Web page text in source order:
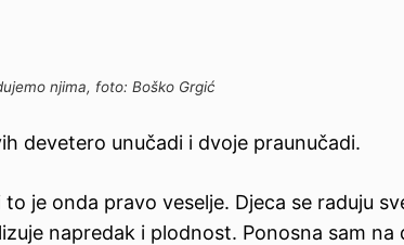
njima, foto: Boško Grgić
devetero unučadi i dvoje praunučadi.
je onda pravo veselje. Djeca se raduju
napredak i plodnost. Ponosna sam na